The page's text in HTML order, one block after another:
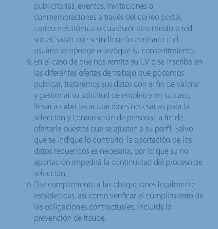
publicitarias, eventos, invitaciones o
conmemoraciones a través del correo postal,
correo electrónico o cualquier otro medio o red
social, salvo que se indique lo contrario o el
usuario se oponga o revoque su consentimiento.
En el caso de que nos remita su CV o se inscriba en
las diferentes ofertas de trabajo que podamos
publicar, trataremos sus datos con el fin de valorar
y gestionar su solicitud de empleo y en su caso,
llevar a cabo las actuaciones necesarias para la
selección y contratación de personal, a fin de
ofertarle puestos que se ajusten a su perfil. Salvo
que se indique lo contrario, la aportación de los
datos requeridos es necesaria, por lo que su no
aportación impedirá la continuidad del proceso de
selección.
Dar cumplimiento a las obligaciones legalmente
establecidas, así como verificar el cumplimiento de
las obligaciones contractuales, incluida la
prevención de fraude.